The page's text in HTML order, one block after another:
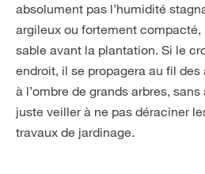
absolument pas l’humidité
argileux ou fortement compacté,
sable avant la plantation. Si le
endroit, il se propagera au fil
à l’ombre de grands arbres,
juste veiller à ne pas déraciner
travaux de jardinage.